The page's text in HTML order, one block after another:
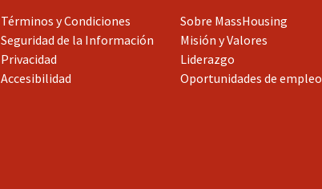
Términos y Condiciones
Seguridad de la Información
Privacidad
Accesibilidad
Sobre MassHousing
Misión y Valores
Liderazgo
Oportunidades de empleo